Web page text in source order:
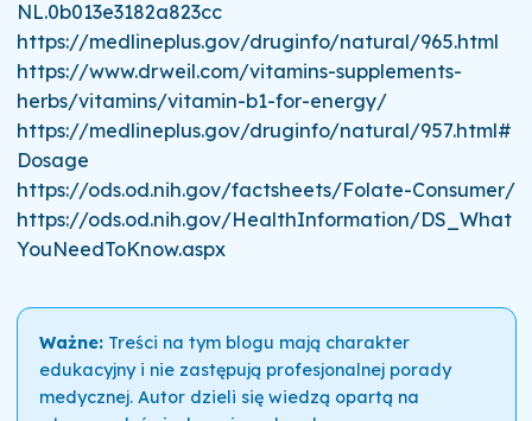
NL.0b013e3182a823cc
https://medlineplus.gov/druginfo/natural/965.html
https://www.drweil.com/vitamins-supplements-
herbs/vitamins/vitamin-b1-for-energy/
https://medlineplus.gov/druginfo/natural/957.html#
Dosage
https://ods.od.nih.gov/factsheets/Folate-Consumer/
https://ods.od.nih.gov/HealthInformation/DS_What
YouNeedToKnow.aspx
Ważne:Treści na tym blogu mają charakter
edukacyjny i nie zastępują profesjonalnej porady
medycznej. Autor dzieli się wiedzą opartą na